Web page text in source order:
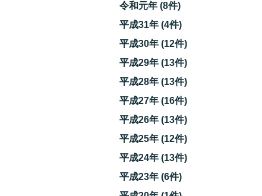
令和元年 (8件)
平成31年 (4件)
平成30年 (12件)
平成29年 (13件)
平成28年 (13件)
平成27年 (16件)
平成26年 (13件)
平成25年 (12件)
平成24年 (13件)
平成23年 (6件)